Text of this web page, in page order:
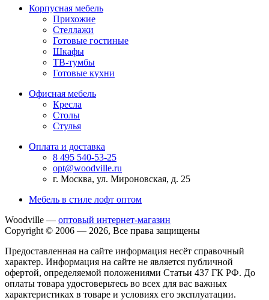
Корпусная мебель
Прихожие
Стеллажи
Готовые гостиные
Шкафы
ТВ-тумбы
Готовые кухни
Офисная мебель
Кресла
Столы
Стулья
Оплата и доставка
8 495 540-53-25
opt@woodville.ru
г. Москва, ул. Мироновская, д. 25
Мебель в стиле лофт оптом
Woodville — оптовый интернет-магазин
Copyright © 2006 — 2026, Все права защищены
Предоставленная на сайте информация несёт справочный
характер. Информация на сайте не является публичной
офертой, определяемой положениями Статьи 437 ГК РФ. До
оплаты товара удостоверьтесь во всех для вас важных
характеристиках в товаре и условиях его эксплуатации.